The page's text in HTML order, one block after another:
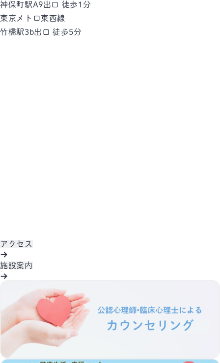
神保町駅A9出口 徒歩1分
東京メトロ東西線
竹橋駅3b出口 徒歩5分
アクセス
施設案内